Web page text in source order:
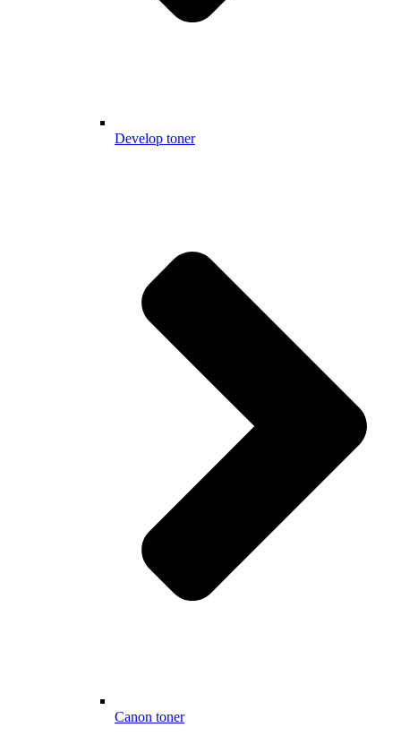
Develop toner
Canon toner